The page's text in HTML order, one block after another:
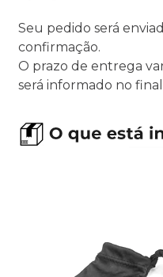
Seu pedido será
confirmação.
O prazo de entrega
será informado no